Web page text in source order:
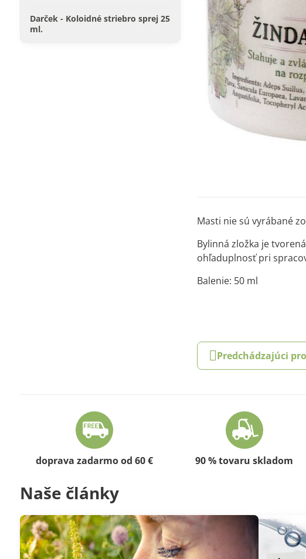
Masti nie sú vyrábané
Bylinná zložka je
ohľaduplnosť pri
Balenie: 50 ml
Predchádzajúci
Darček - Koloidné striebro sprej 25
ml.
doprava zadarmo od 60 € 90 % tovaru skladom
Naše články